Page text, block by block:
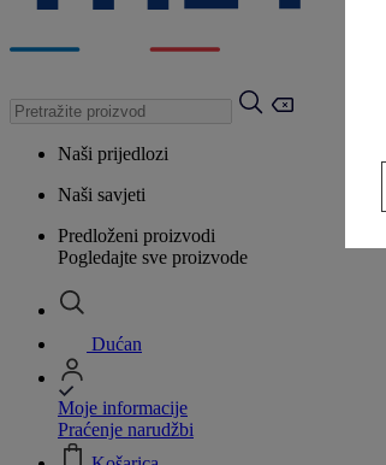
Naši prijedlozi
Naši savjeti
Predloženi proizvodi
Pogledajte sve proizvode
Dućan
Moje informacije
Praćenje narudžbi